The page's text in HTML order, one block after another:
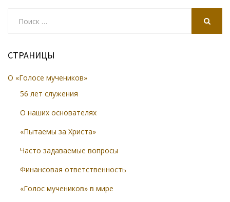
СТРАНИЦЫ
О «Голосе мучеников»
56 лет служения
О наших основателях
«Пытаемы за Христа»
Часто задаваемые вопросы
Финансовая ответственность
«Голос мучеников» в мире